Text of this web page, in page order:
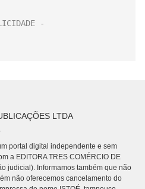
LTDA
portal digital independente e sem
a EDITORA TRES COMÉRCIO DE
judicial). Informamos também que não
não oferecemos cancelamento do